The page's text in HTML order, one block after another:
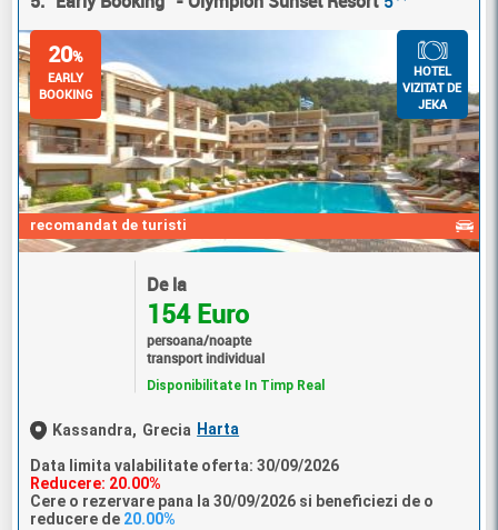
recomandat de turisti
20%
EARLY
BOOKING
HOTEL
VIZITAT DE
JEKA
De la
154 Euro
persoana/noapte
transport individual
Disponibilitate In Timp Real
Kassandra, Grecia Harta
Data limita valabilitate oferta: 30/09/2026
Reducere: 20.00%
Cere o rezervare pana la 30/09/2026 si beneficiezi de o
reducere de 20.00%